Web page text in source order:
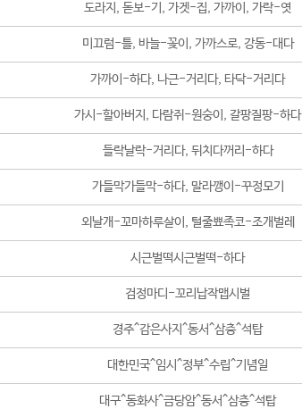
도라지, 돋보-기, 가겟-집, 가까이, 가락-엿
미끄럼-틀, 바늘-꽂이, 가까스로, 강동-대다
가까이-하다, 나근-거리다, 타닥-거리다
가시-할아버지, 다람쥐-원숭이, 갈팡질팡-하다
들락날락-거리다, 뒤치다꺼리-하다
가들막가들막-하다, 말라깽이-꾸정모기
외날개-꼬마하루살이, 털줄뾰족코-조개벌레
시근벌떡시근벌떡-하다
검정마디-꼬리납작맵시벌
경주^감은사지^동서^삼층^석탑
대한민국^임시^정부^수립^기념일
대구^동화사^금당암^동서^삼층^석탑